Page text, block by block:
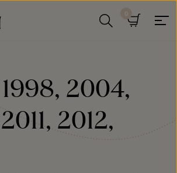
2004,
2012,